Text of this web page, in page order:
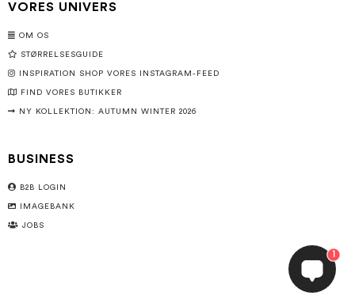
VORES UNIVERS
OM OS
STØRRELSESGUIDE
INSPIRATION SHOP VORES INSTAGRAM-FEED
FIND VORES BUTIKKER
NY KOLLEKTION: AUTUMN WINTER 2026
BUSINESS
B2B LOGIN
IMAGEBANK
JOBS
1